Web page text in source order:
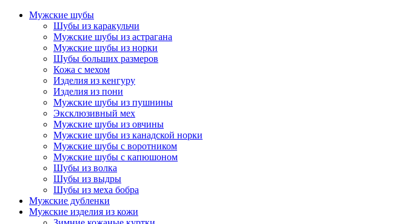
Мужские шубы
Шубы из каракульчи
Мужские шубы из астрагана
Мужские шубы из норки
Шубы больших размеров
Кожа с мехом
Изделия из кенгуру
Изделия из пони
Мужские шубы из пушнины
Эксклюзивный мех
Мужские шубы из овчины
Мужские шубы из канадской норки
Мужские шубы с воротником
Мужские шубы с капюшоном
Шубы из волка
Шубы из выдры
Шубы из меха бобра
Мужские дубленки
Мужские изделия из кожи